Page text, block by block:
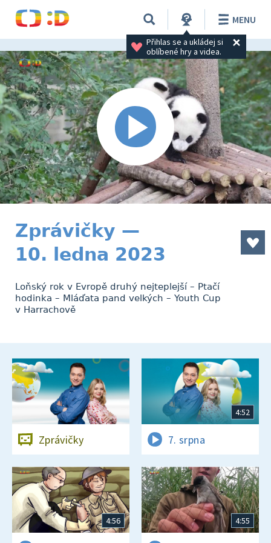
Přihlas se a ukládej si
oblíbené hry a videa.
MENU
Zprávičky —
10. ledna 2023
Loňský rok v Evropě druhý nejteplejší – Ptačí
hodinka – Mláďata pand velkých – Youth Cup
v Harrachově
Zprávičky
4:52
7. srpna
4:56 4:55